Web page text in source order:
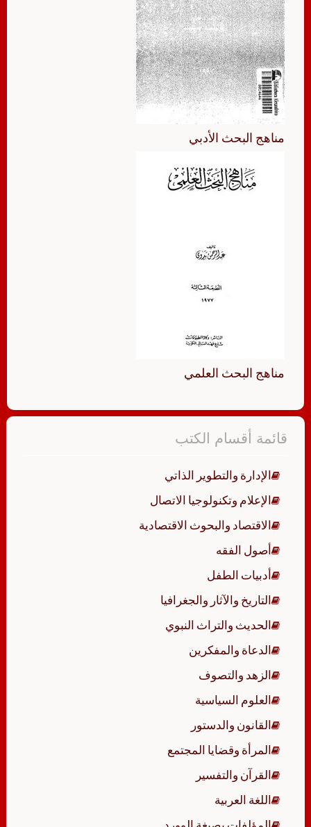
مناهج البحث الأدبي
مناهج البحث العلمي
قائمة أقسام الكتب
الإدارة والتطوير الذاتي
الإعلام وتكنولوجيا الاتصال
الاقتصاد والبحوث الاقتصادية
أصول الفقه
أدبيات الطفل
التاريخ والآثار والجغرافيا
الحديث والتراث النبوي
الدعاة والمفكرين
الزهد والتصوف
العلوم السياسية
القانون والدستور
المرأة وقضايا المجتمع
القرآن والتفسير
اللغة العربية